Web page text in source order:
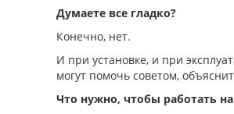
Думаете все гладко?
Конечно, нет.
И при установке, и при
могут помочь советом,
Что нужно, чтобы работать на